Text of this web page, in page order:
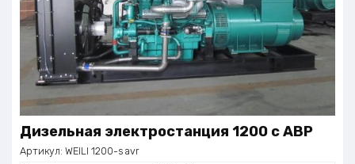
Дизельная электростанция 1200 с АВР
Артикул: WEILI 1200-s avr